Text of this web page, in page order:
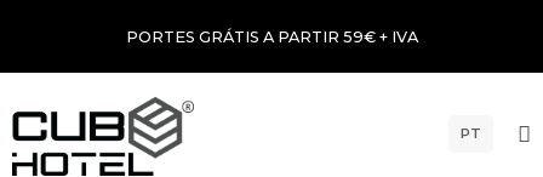
PORTES GRÁTIS A PARTIR 59€ + IVA
PT